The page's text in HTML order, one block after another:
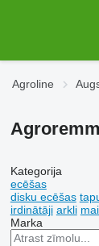
Agroline
Kategorija
ecēšas
disku ecēšas
irdinātāji arkli
Marka